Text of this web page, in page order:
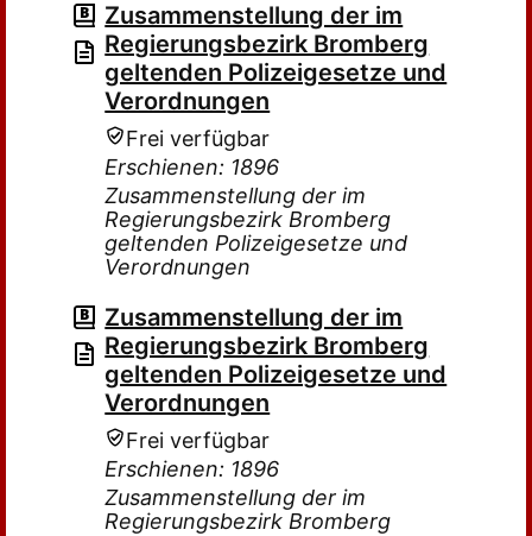
Zusammenstellung der im
Regierungsbezirk Bromberg
geltenden Polizeigesetze und
Verordnungen
Frei verfügbar
Erschienen: 1896
Zusammenstellung der im
Regierungsbezirk Bromberg
geltenden Polizeigesetze und
Verordnungen
Zusammenstellung der im
Regierungsbezirk Bromberg
geltenden Polizeigesetze und
Verordnungen
Frei verfügbar
Erschienen: 1896
Zusammenstellung der im
Regierungsbezirk Bromberg